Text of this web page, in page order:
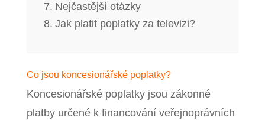
Nejčastější otázky
Jak platit poplatky za televizi?
Co jsou koncesionářské poplatky?
Koncesionářské poplatky jsou zákonné
platby určené k financování veřejnoprávních